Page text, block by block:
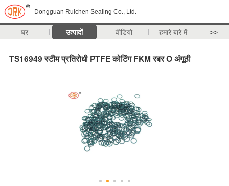
Dongguan Ruichen Sealing Co., Ltd.
घर उत्पादों वीडियो हमारे बारे में >>
TS16949 स्टीम प्रतिरोधी PTFE कोटिंग FKM रबर O अंगूठी